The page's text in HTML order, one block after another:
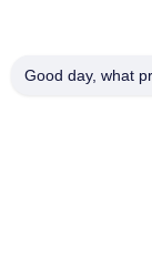
ブレーキ バンド
Good day, what